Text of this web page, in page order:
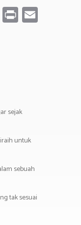
Li
n
Pr
in
sejak
untuk
sebuah
tak sesuai